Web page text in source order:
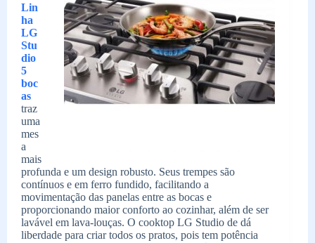
Lin
ha
LG
Stu
dio
5
boc
as
traz
uma
mes
a
mais
profunda e um design robusto. Seus trempes são
contínuos e em ferro fundido, facilitando a
movimentação das panelas entre as bocas e
proporcionando maior conforto ao cozinhar, além de ser
lavável em lava-louças. O cooktop LG Studio de dá
liberdade para criar todos os pratos, pois tem potência